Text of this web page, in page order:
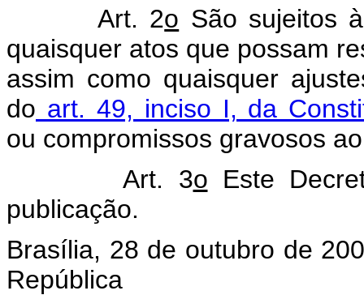
Art. 2o São sujeitos
quaisquer atos que possam
assim como quaisquer
do art. 49, inciso I, da
ou compromissos gravosos
Art. 3o Este
publicação.
Brasília, 28 de outubro de
República